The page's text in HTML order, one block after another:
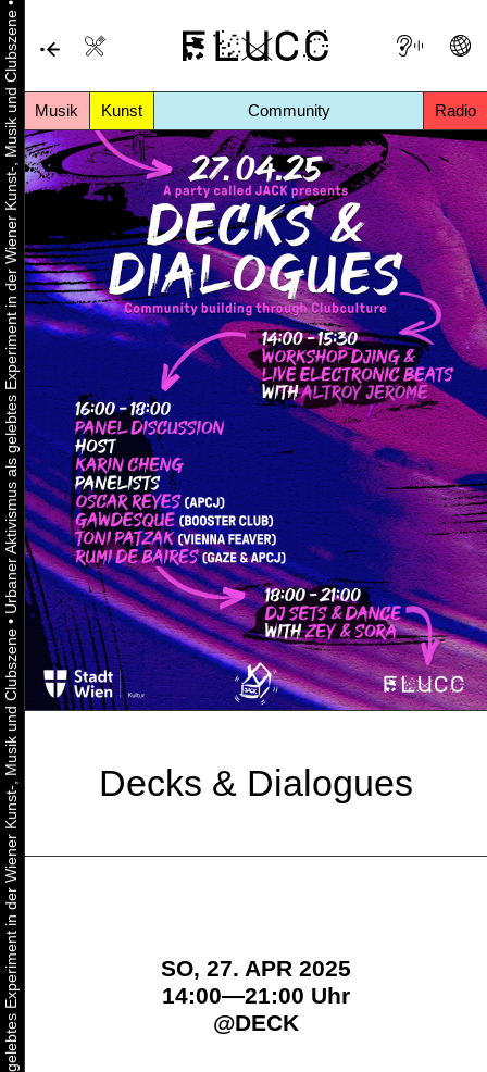
Musik Kunst Community Radio
Urbaner Aktivismus als gelebtes Experiment in der Wiener Kunst-, Musik und Clubszene
•
Urbaner Aktivismus als gelebtes Experiment in der Wiener Kunst-, Musik und Clubszene
•
Decks & Dialogues
SO, 27. APR 2025
14:00—21:00 Uhr
@DECK